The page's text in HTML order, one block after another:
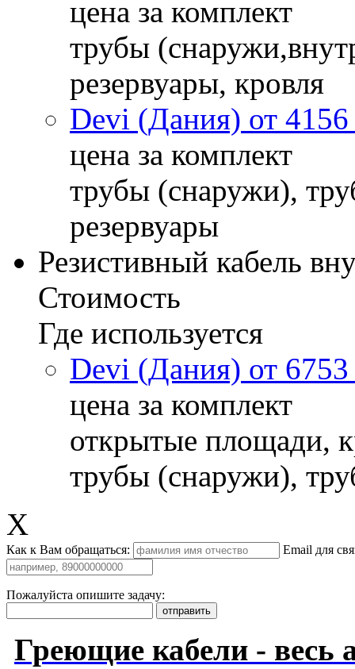
цена за комплект
трубы
резервуары, кровля
Devi (Дания) от 4156
цена за комплект
трубы (снаружи),
резервуары
Резистивный кабель
Стоимость
Где используется
Devi (Дания) от 6753
цена за комплект
открытые площади,
трубы (снаружи),
X
Как к Вам обращаться: Email для
Пожалуйста опишите задачу:
Греющие кабели - весь